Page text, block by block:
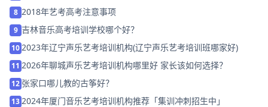
8 2018年艺考高考注意事项
9 吉林音乐高考培训学校哪个好？
10 2023年辽宁声乐艺考培训机构(辽宁声乐艺考培训班哪家好)
11 2026年聊城声乐艺考培训机构哪里好 家长该如何选择？
12 张家口哪儿教的古筝好？
13 2024年厦门音乐艺考培训机构推荐「集训冲刺招生中」